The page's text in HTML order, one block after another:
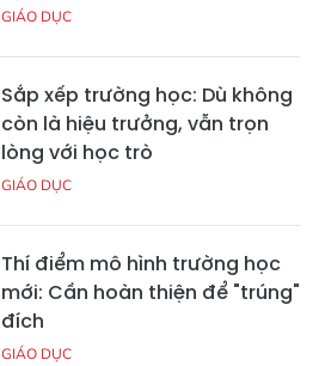
GIÁO DỤC
Sắp xếp trường học: Dù không
còn là hiệu trưởng, vẫn trọn
lòng với học trò
GIÁO DỤC
Thí điểm mô hình trường học
mới: Cần hoàn thiện để "trúng"
đích
GIÁO DỤC